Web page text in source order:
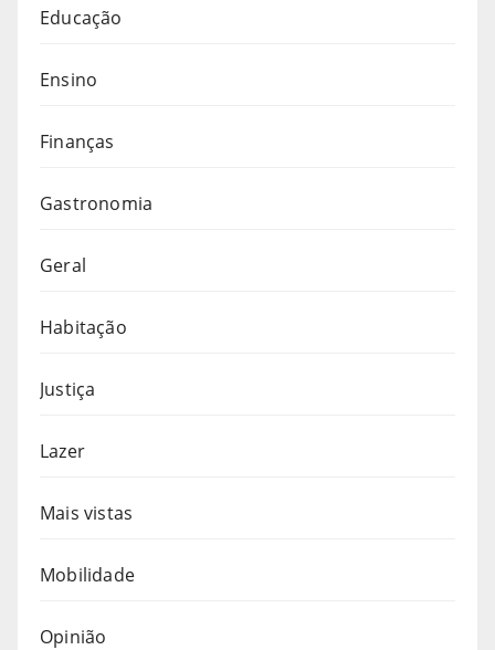
Educação
Ensino
Finanças
Gastronomia
Geral
Habitação
Justiça
Lazer
Mais vistas
Mobilidade
Opinião